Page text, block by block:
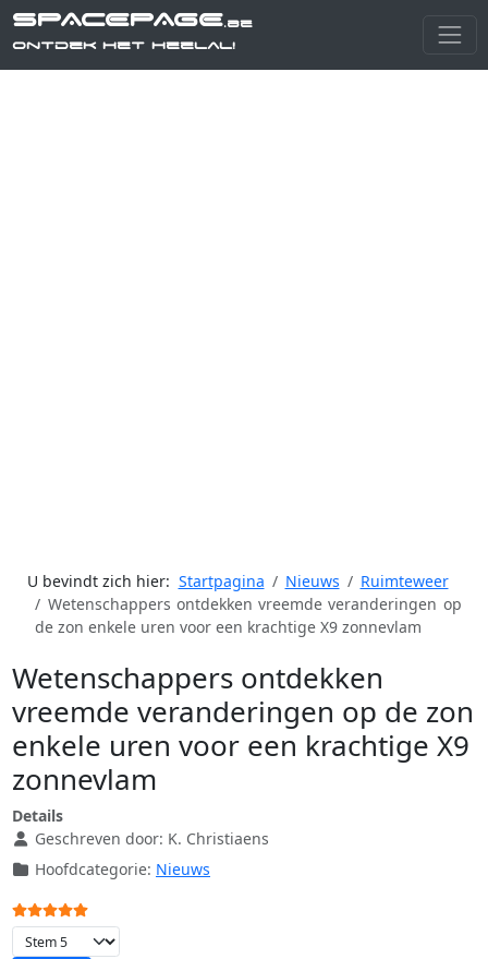
SPACEPAGE.be
Ontdek het heelal!
U bevindt zich hier: Startpagina Nieuws
Ruimteweer
Wetenschappers ontdekken vreemde veranderingen op
de zon enkele uren voor een krachtige X9 zonnevlam
Wetenschappers ontdekken
vreemde veranderingen op de zon
enkele uren voor een krachtige X9
zonnevlam
Details
Geschreven door: K. Christiaens
Hoofdcategorie: Nieuws
Gebruikerswaardering:
Voeg waardering toe